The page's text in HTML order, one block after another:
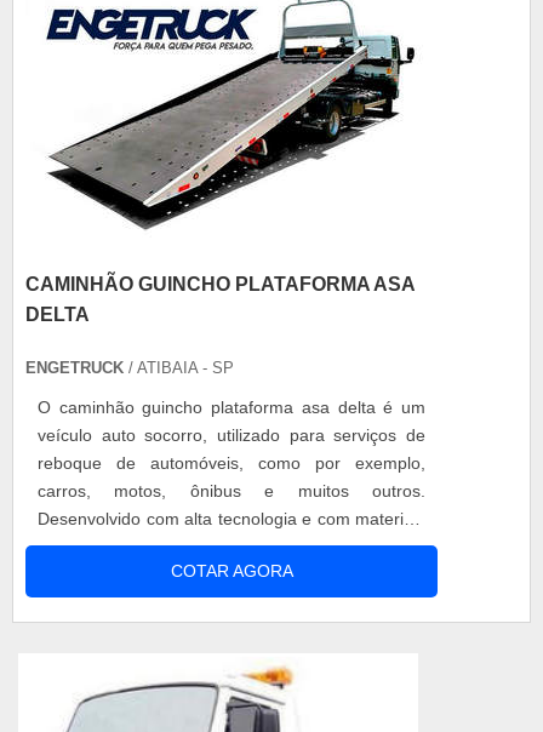
CAMINHÃO GUINCHO PLATAFORMA ASA
DELTA
ENGETRUCK / ATIBAIA - SP
O caminhão guincho plataforma asa delta é um
veículo auto socorro, utilizado para serviços de
reboque de automóveis, como por exemplo,
carros, motos, ônibus e muitos outros.
Desenvolvido com alta tecnologia e com materiais
de excelente procedência, o veículo permite o
transporte do automóvel adicional de maneira
segura, rápida e eficiente. Vantagens do
COTAR AGORA